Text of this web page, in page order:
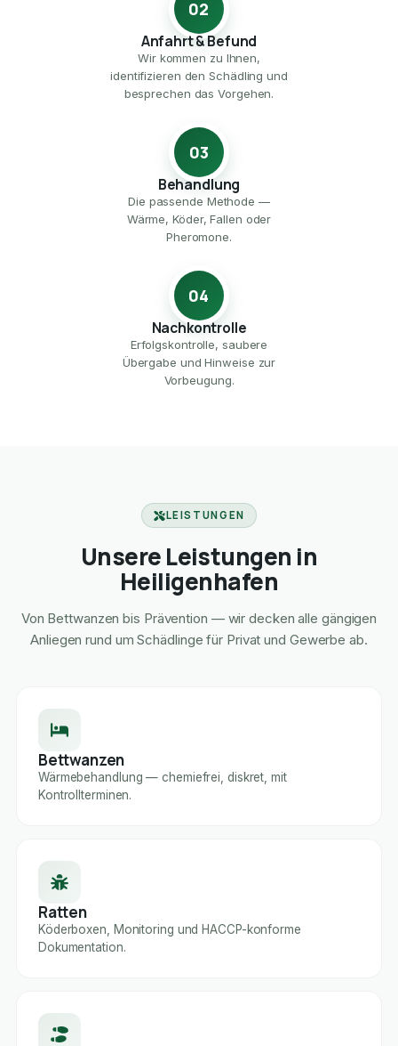
02
Anfahrt & Befund
Wir kommen zu Ihnen,
identifizieren den Schädling und
besprechen das Vorgehen.
03
Behandlung
Die passende Methode —
Wärme, Köder, Fallen oder
Pheromone.
04
Nachkontrolle
Erfolgskontrolle, saubere
Übergabe und Hinweise zur
Vorbeugung.
LEISTUNGEN
Unsere Leistungen in
Heiligenhafen
Von Bettwanzen bis Prävention — wir decken alle gängigen
Anliegen rund um Schädlinge für Privat und Gewerbe ab.
Bettwanzen
Wärmebehandlung — chemiefrei, diskret, mit
Kontrollterminen.
Ratten
Köderboxen, Monitoring und HACCP-konforme
Dokumentation.